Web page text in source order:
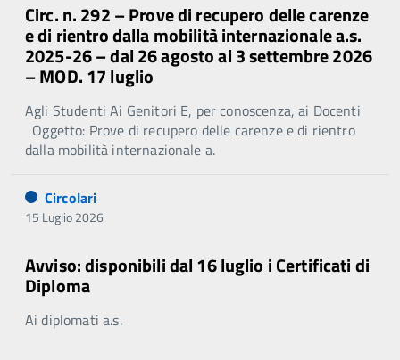
Circ. n. 292 – Prove di recupero delle carenze
e di rientro dalla mobilità internazionale a.s.
2025-26 – dal 26 agosto al 3 settembre 2026
– MOD. 17 luglio
Agli Studenti Ai Genitori E, per conoscenza, ai Docenti
Oggetto: Prove di recupero delle carenze e di rientro
dalla mobilità internazionale a.
Circolari
15 Luglio 2026
Avviso: disponibili dal 16 luglio i Certificati di
Diploma
Ai diplomati a.s.